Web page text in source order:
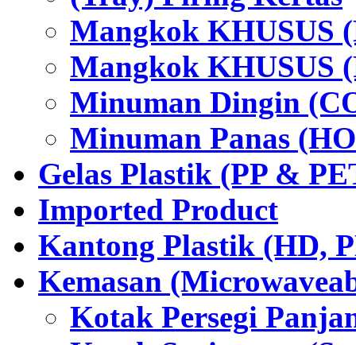
Mangkok KHUSUS
Mangkok KHUSUS
Minuman Dingin
Minuman Panas
Gelas Plastik (PP &
Imported Product
Kantong Plastik (HD,
Kemasan
Kotak Persegi